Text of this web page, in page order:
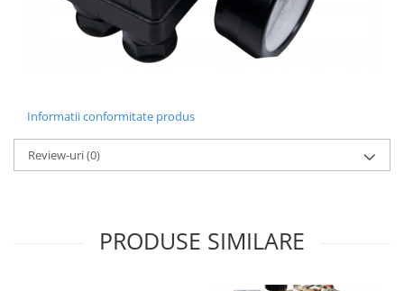
Informatii conformitate produs
Review-uri(0)
PRODUSE SIMILARE